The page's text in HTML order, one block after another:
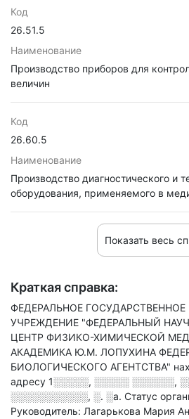
Код
26.51.5
Наименование
Производство приборов для
величин
Код
26.60.5
Наименование
Производство диагностического и
оборудования, применяемого в
Показать весь
Краткая справка:
ФЕДЕРАЛЬНОЕ
УЧРЕЖДЕНИЕ "ФЕДЕРАЛЬНЫЙ
ЦЕНТР ФИЗИКО-ХИМИЧЕСКОЙ
АКАДЕМИКА Ю.М. ЛОПУХИНА
БИОЛОГИЧЕСКОГО АГЕНТСТВА"
адресу 1░░░░░, ░░░░░ ░░░░░░,
░░░░░░░░░░░, ░. ░а. Статус
Руководитель: Лагарькова Мария